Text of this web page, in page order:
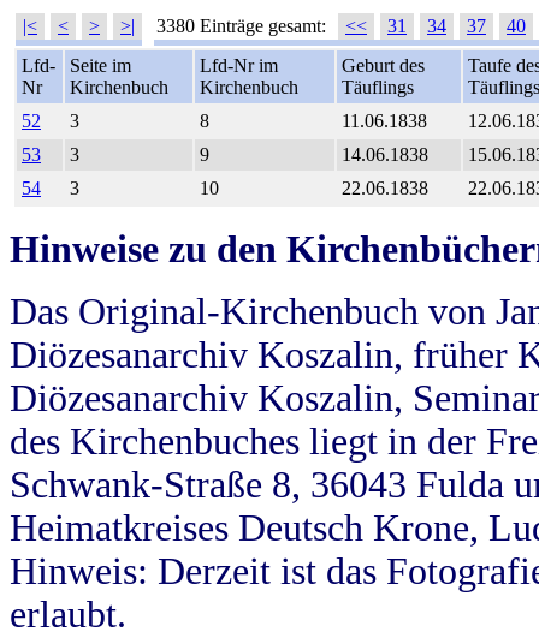
|< < > >| 3380 Einträge gesamt: << 31 34 37
40
Lfd-
Nr
Seite im
Kirchenbuch
Lfd-Nr im
Kirchenbuch
Geburt des
Täuflings
Taufe
Täuflings
52
3 8 11.06.1838
53
3 9 14.06.1838
54
3 10 22.06.1838
Hinweise zu den
Das Original-Kirchenbuch von
Diözesanarchiv Koszalin, früher
Diözesanarchiv Koszalin,
des Kirchenbuches liegt in der
Schwank-Straße 8, 36043 Fulda
Heimatkreises Deutsch Krone,
Hinweis: Derzeit ist das
erlaubt.